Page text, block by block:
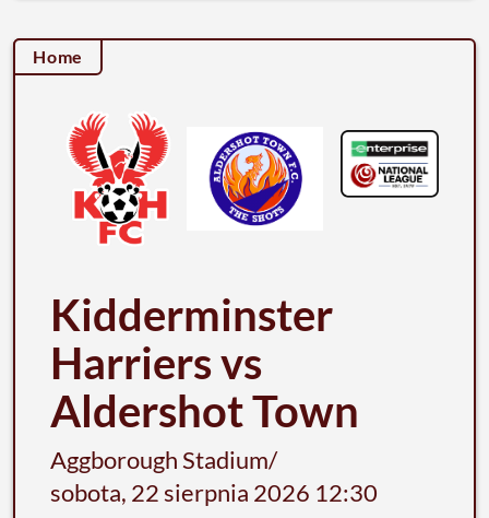
Home
Kidderminster
Harriers vs
Aldershot Town
Aggborough Stadium/
sobota, 22 sierpnia 2026 12:30